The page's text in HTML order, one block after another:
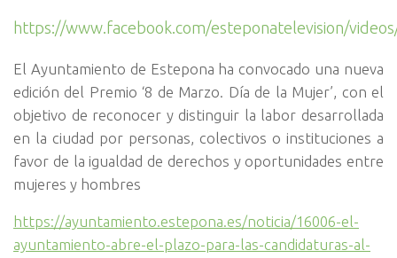
https://www.facebook.com/esteponatelevision/
El Ayuntamiento de Estepona ha convocado una nueva
edición del Premio ‘8 de Marzo. Día de la Mujer’, con el
objetivo de reconocer y distinguir la labor desarrollada
en la ciudad por personas, colectivos o instituciones a
favor de la igualdad de derechos y oportunidades entre
mujeres y hombres
https://ayuntamiento.estepona.es/noticia/16006-el-
ayuntamiento-abre-el-plazo-para-las-candidaturas-al-